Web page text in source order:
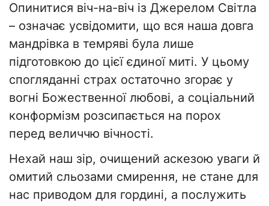
Опинитися віч-на-віч із Джерелом Світла
– означає усвідомити, що вся наша довга
мандрівка в темряві була лише
підготовкою до цієї єдиної миті. У цьому
спогляданні страх остаточно згорає у
вогні Божественної любові, а соціальний
конформізм розсипається на порох
перед величчю вічності.
Нехай наш зір, очищений аскезою уваги й
омитий сльозами смирення, не стане для
нас приводом для гордині, а послужить